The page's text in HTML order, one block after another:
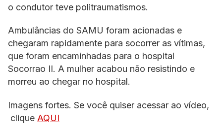
o condutor teve politraumatismos.
Ambulâncias do SAMU foram acionadas e
chegaram rapidamente para socorrer as vítimas,
que foram encaminhadas para o hospital
Socorrao II. A mulher acabou não resistindo e
morreu ao chegar no hospital.
Imagens fortes. Se você quiser acessar ao vídeo,
clique AQUI